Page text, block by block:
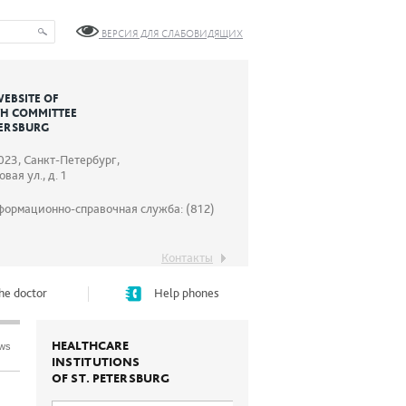
ВЕРСИЯ ДЛЯ СЛАБОВИДЯЩИХ
OF
COMMITTEE
Санкт-Петербург,
ул., д. 1
справочная служба: (812)
Контакты
doctor Help phones
HEALTHCARE
INSTITUTIONS
OF ST. PETERSBURG